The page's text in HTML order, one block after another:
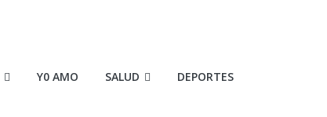
Y0 AMO SALUD DEPORTES